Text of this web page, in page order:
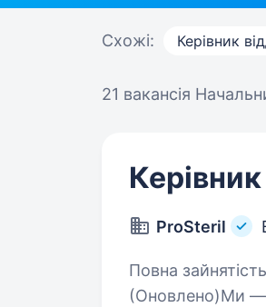
Схожі: Керівник
21 вакансія
ProSteril
Повна зайнятість. Досвід
(Оновлено)Ми —